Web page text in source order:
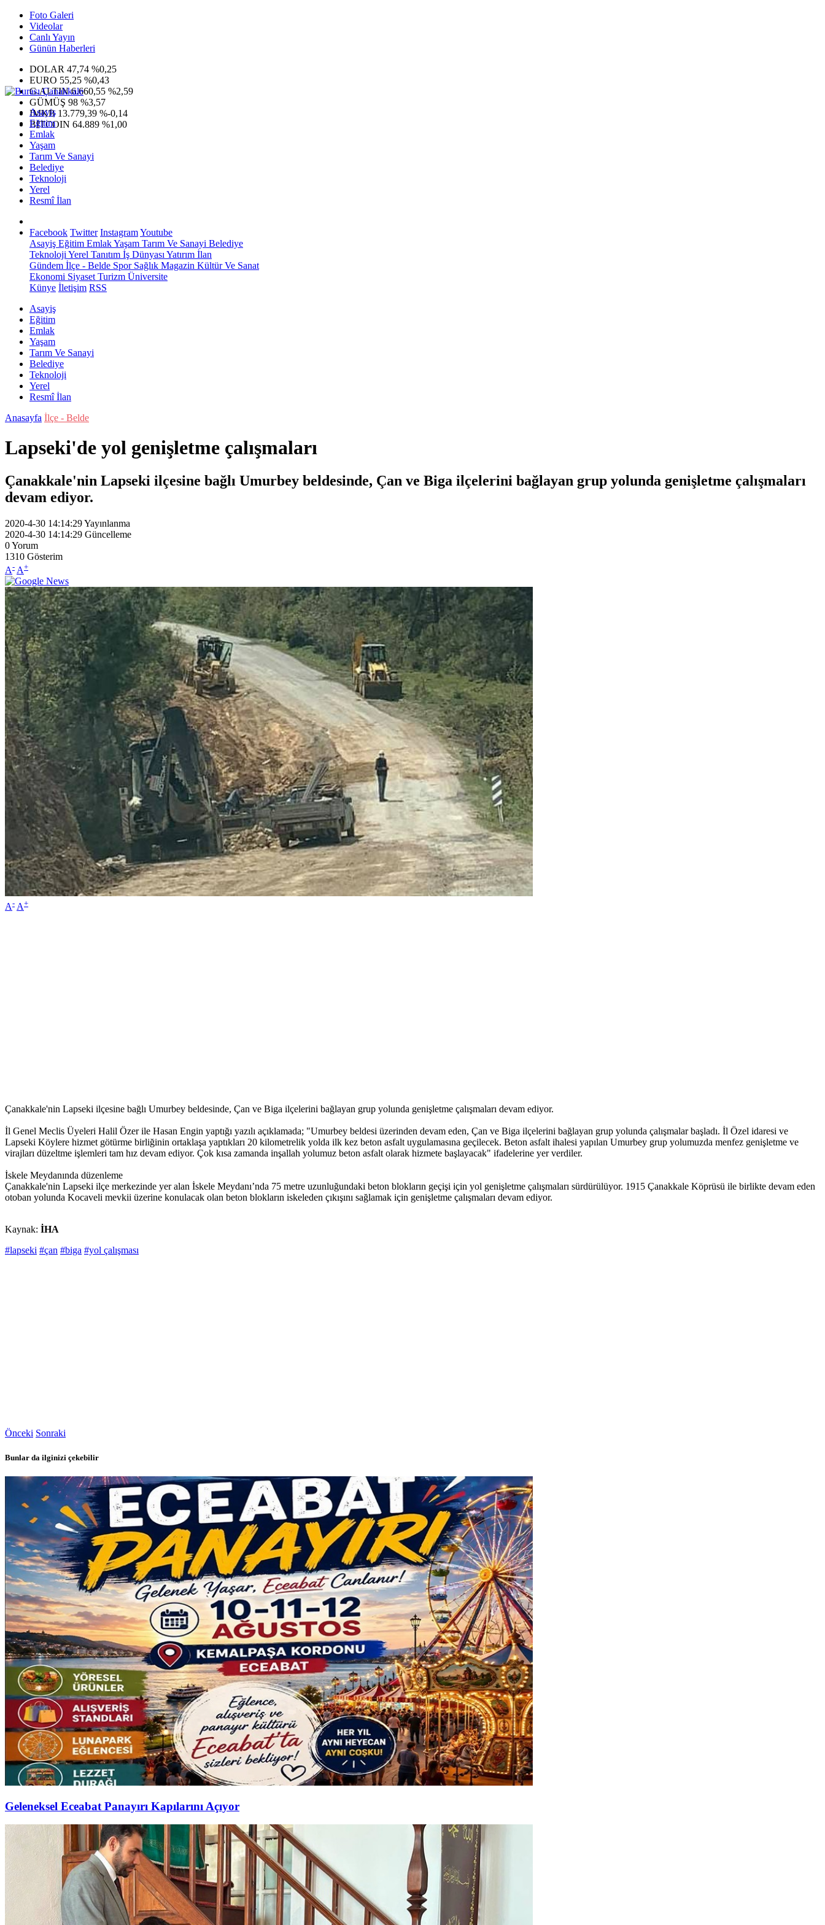
Foto Galeri
Videolar
Canlı Yayın
Günün Haberleri
DOLAR 47,74 %0,25
EURO 55,25 %0,43
G.ALTIN6.660,55 %2,59
GÜMÜŞ 98 %3,57
IMKB 13.779,39 %-0,14
BITCOIN 64.889 %1,00
Asayiş
Eğitim
Emlak
Yaşam
Tarım Ve Sanayi
Belediye
Teknoloji
Yerel
Resmî İlan
Facebook Twitter InstagramYoutube
Asayiş Eğitim EmlakYaşam Tarım Ve Sanayi Belediye
Teknoloji Yerel Tanıtım İş Dünyası Yatırım İlan
Gündem İlçe - Belde SporSağlık Magazin Kültür Ve Sanat
Ekonomi Siyaset Turizm Üniversite
Künye İletişim RSS
Asayiş
Eğitim
Emlak
Yaşam
Tarım Ve Sanayi
Belediye
Teknoloji
Yerel
Resmî İlan
Anasayfa İlçe - Belde
Lapseki'de yol genişletme çalışmaları
Çanakkale'nin Lapseki ilçesine bağlı Umurbey beldesinde, Çan ve Biga ilçelerini bağlayan grup yolunda genişletme çalışmaları
devam ediyor.
2020-4-30 14:14:29Yayınlanma
2020-4-30 14:14:29 Güncelleme
0Yorum
1310 Gösterim
A- A+
A- A+
Çanakkale'nin Lapseki ilçesine bağlı Umurbey beldesinde, Çan ve Biga ilçelerini bağlayan grup yolunda genişletme çalışmaları devam ediyor.
İl Genel Meclis Üyeleri Halil Özer ile Hasan Engin yaptığı yazılı açıklamada; "Umurbey beldesi üzerinden devam eden, Çan ve Biga ilçelerini bağlayan grup yolunda çalışmalar başladı. İl Özel idaresi ve
Lapseki Köylere hizmet götürme birliğinin ortaklaşa yaptıkları 20 kilometrelik yolda ilk kez beton asfalt uygulamasına geçilecek. Beton asfalt ihalesi yapılan Umurbey grup yolumuzda menfez genişletme ve
virajları düzeltme işlemleri tam hız devam ediyor. Çok kısa zamanda inşallah yolumuz beton asfalt olarak hizmete başlayacak" ifadelerine yer verdiler.
İskele Meydanında düzenleme
Çanakkale'nin Lapseki ilçe merkezinde yer alan İskele Meydanı’nda 75 metre uzunluğundaki beton blokların geçişi için yol genişletme çalışmaları sürdürülüyor. 1915 Çanakkale Köprüsü ile birlikte devam eden
otoban yolunda Kocaveli mevkii üzerine konulacak olan beton blokların iskeleden çıkışını sağlamak için genişletme çalışmaları devam ediyor.
Kaynak: İHA
#lapseki #çan #biga #yol çalışması
Önceki Sonraki
Bunlar da ilginizi çekebilir
Geleneksel Eceabat Panayırı Kapılarını Açıyor